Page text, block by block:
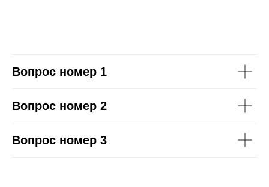
Вопрос номер 1
Вопрос номер 2
Вопрос номер 3